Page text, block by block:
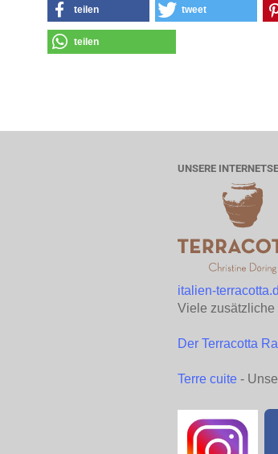
teilen tweet
teilen
UNSERE
italien-
Viele zusätzliche
Der Terracotta
Terre cuite -